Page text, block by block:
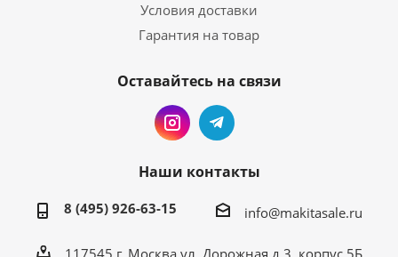
Условия доставки
Гарантия на товар
Оставайтесь на связи
Наши контакты
8 (495) 926-63-15 info@makitasale.ru
117545 г. Москва ул. Дорожная д.3, корпус 5Б